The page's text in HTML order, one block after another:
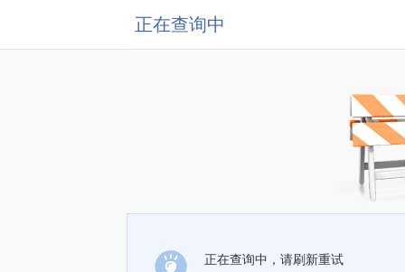
正在查询中
正在查询中，请刷新重试